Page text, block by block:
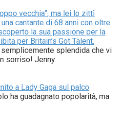
vecchia”, ma lei lo zittì
cantante di 68 anni con oltre
la sua passione per la
per Britain’s Got Talent.
splendida che vi
sorriso! Jenny
a Lady Gaga sul palco
ha guadagnato popolarità, ma